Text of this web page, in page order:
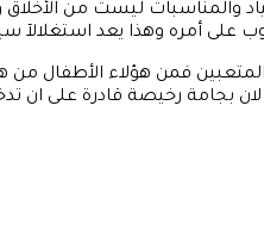
والمناسبات ليست من
أمره وهذا يعد استغلالآ
المتعبين فمن هؤلاء
بجامة رخيصة قادرة على ان